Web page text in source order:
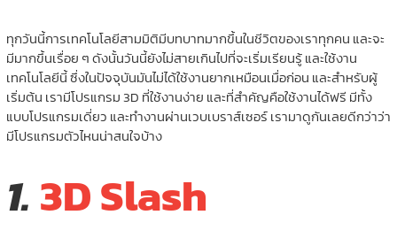
ทุกวันนี้การเทคโนโลยีสามมิติมีบทบาทมากขึ้นในชีวิตของเราทุกคน และจะ
มีมากขึ้นเรื่อย ๆ ดังนั้นวันนี้ยังไม่สายเกินไปที่จะเริ่มเรียนรู้ และใช้งาน
เทคโนโลยีนี้ ซึ่งในปัจจุบันมันไม่ได้ใช้งานยากเหมือนเมื่อก่อน และสำหรับผู้
เริ่มต้น เรามีโปรแกรม 3D ที่ใช้งานง่าย และที่สำคัญคือใช้งานได้ฟรี มีทั้ง
แบบโปรแกรมเดี่ยว และทำงานผ่านเวบเบราส์เซอร์ เรามาดูกันเลยดีกว่าว่า
มีโปรแกรมตัวไหนน่าสนใจบ้าง
1.3D Slash